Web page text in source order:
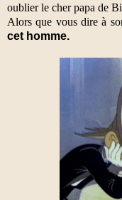
oublier le cher papa de
Alors que vous dire à
cet homme.